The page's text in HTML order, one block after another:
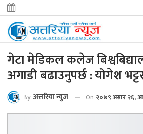
गेटा मेडिकल कलेज
अगाडी बढाउनुपर्छ : योगेश
By अत्तरिया न्युज On २०७९ असार २६,